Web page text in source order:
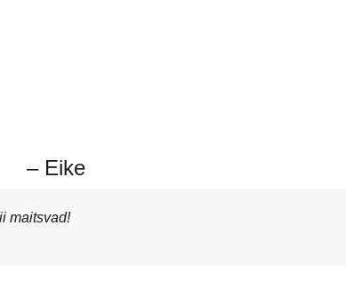
– Eike
maitsvad!